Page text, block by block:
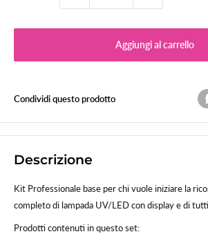
Aggiungi al carrello
Condividi questo prodotto
Descrizione
Kit Professionale base per chi vuole iniziare la
completo di lampada UV/LED con display e di
Prodotti contenuti in questo set: